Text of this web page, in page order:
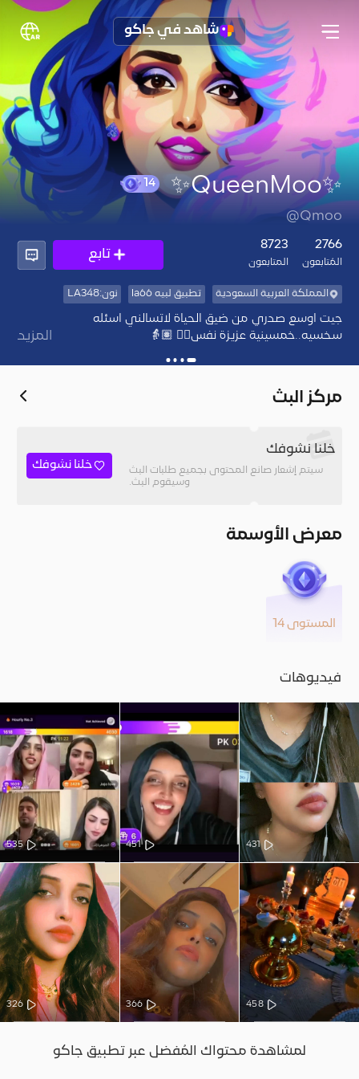
شاهد في جاكو
✨QueenMoo✨
@Qmoo
2766
المُتابعون
8723
المتابعون
تابع
المملكة العربية السعودية تطبيق لبيه la66 نون:LA348
جيت اوسع صدري من ضيق الحياة لاتسالني اسئله
المزيد
مركز البث
خلنا نشوفك
سيتم إشعار صانع المحتوى بجميع طلبات البث
وسيقوم البث.
خلنا نشوفك
معرض الأوسمة
المستوى 14
فيديوهات
431
451
535
458
366
326
لمشاهدة محتواك المُفضل عبر تطبيق جاكو